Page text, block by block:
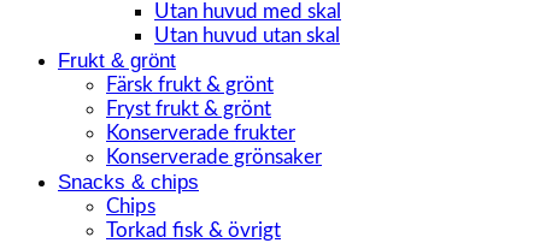
Utan huvud med skal
Utan huvud utan skal
Frukt & grönt
Färsk frukt & grönt
Fryst frukt & grönt
Konserverade frukter
Konserverade grönsaker
Snacks & chips
Chips
Torkad fisk & övrigt